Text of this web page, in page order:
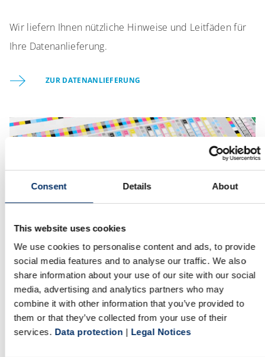
Consent Details About
This website uses cookies
We use cookies to personalise content and ads, to provide
social media features and to analyse our traffic. We also
share information about your use of our site with our social
media, advertising and analytics partners who may
combine it with other information that you’ve provided to
them or that they’ve collected from your use of their
services. Data protection| Legal Notices
Wir liefern Ihnen nützliche Hinweise und Leitfäden für
Ihre Datenanlieferung.
ZUR DATENANLIEFERUNG
Printproduktdatenbank